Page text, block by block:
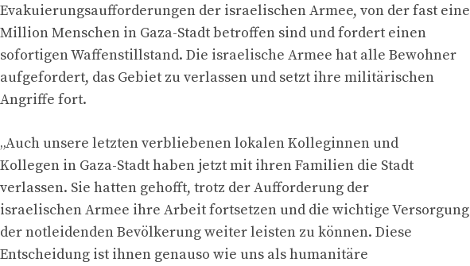
Evakuierungsaufforderungen der israelischen Armee, von der fast eine
Million Menschen in Gaza-Stadt betroffen sind und fordert einen
sofortigen Waffenstillstand. Die israelische Armee hat alle Bewohner
aufgefordert, das Gebiet zu verlassen und setzt ihre militärischen
Angriffe fort.
„Auch unsere letzten verbliebenen lokalen Kolleginnen und
Kollegen in Gaza-Stadt haben jetzt mit ihren Familien die Stadt
verlassen. Sie hatten gehofft, trotz der Aufforderung der
israelischen Armee ihre Arbeit fortsetzen und die wichtige Versorgung
der notleidenden Bevölkerung weiter leisten zu können. Diese
Entscheidung ist ihnen genauso wie uns als humanitäre